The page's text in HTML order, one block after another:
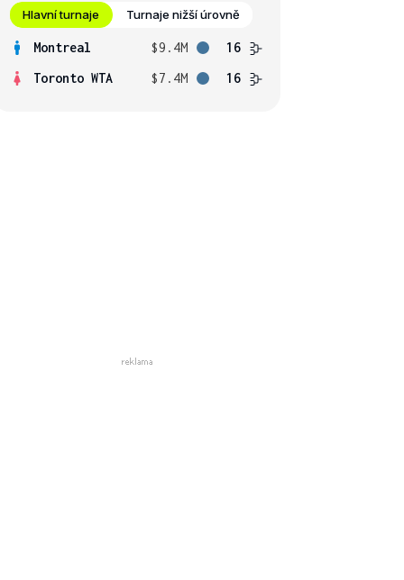
Hlavní turnaje Turnaje nižší úrovně
Montreal $9.4M
16
Toronto WTA
$7.4M 16